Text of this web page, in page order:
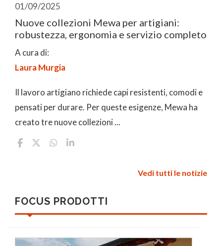
01/09/2025
Nuove collezioni Mewa per artigiani:
robustezza, ergonomia e servizio completo
A cura di:
Laura Murgia
Il lavoro artigiano richiede capi resistenti, comodi e
pensati per durare. Per queste esigenze, Mewa ha
creato tre nuove collezioni ...
Vedi tutti le notizie
FOCUS PRODOTTI